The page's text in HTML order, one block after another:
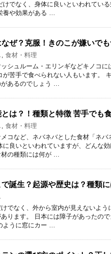
けでなく、身体に良いといわれてい
養や効果がある …
ぜ？克服！きのこが嫌いで
, 食材・料理
シュルーム・エリンギなどキノコに
が苦手で食べられない人もいます。
があるのでしょう …
は？！種類と特徴 苦手でも
, 食材・料理
コなど、ネバネバとした食材「ネバ
良いといわれていますが、どんな効
材の種類には何が …
誕生？起源や歴史は？種類
でなく、外から室内が見えないよう
ります。 日本には障子があったの
ように窓にカー …